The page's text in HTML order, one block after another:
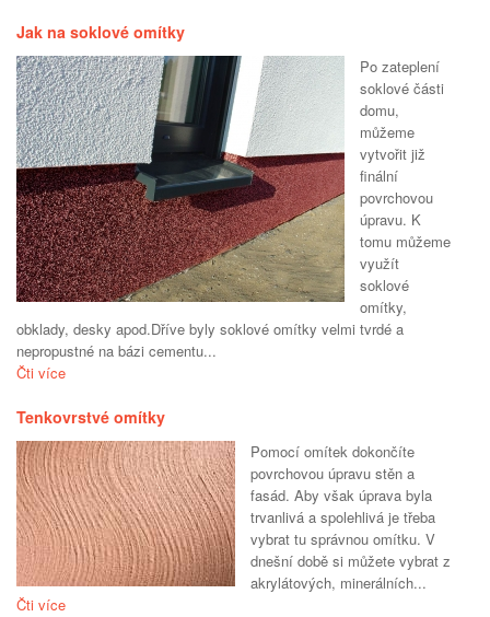
Jak na soklové omítky
Po zateplení
soklové části
domu,
můžeme
vytvořit již
finální
povrchovou
úpravu. K
tomu můžeme
využít
soklové
omítky,
obklady, desky apod.Dříve byly soklové omítky velmi tvrdé a
nepropustné na bázi cementu...
Čti více
Tenkovrstvé omítky
Pomocí omítek dokončíte
povrchovou úpravu stěn a
fasád. Aby však úprava byla
trvanlivá a spolehlivá je třeba
vybrat tu správnou omítku. V
dnešní době si můžete vybrat z
akrylátových, minerálních...
Čti více